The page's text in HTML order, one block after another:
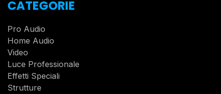
CATEGORIE
Pro Audio
Home Audio
Video
Luce Professionale
Effetti Speciali
Strutture